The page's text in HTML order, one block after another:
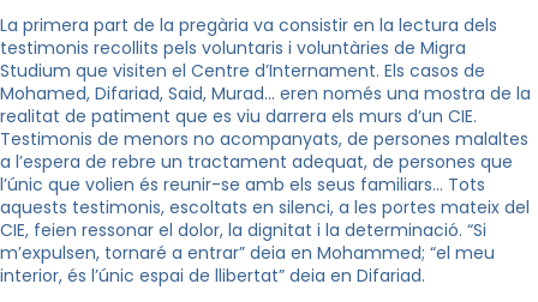
La primera part de la pregària va consistir en la lectura dels
testimonis recollits pels voluntaris i voluntàries de Migra
Studium que visiten el Centre d’Internament. Els casos de
Mohamed, Difariad, Said, Murad… eren només una mostra de la
realitat de patiment que es viu darrera els murs d’un CIE.
Testimonis de menors no acompanyats, de persones malaltes
a l’espera de rebre un tractament adequat, de persones que
l’únic que volien és reunir-se amb els seus familiars… Tots
aquests testimonis, escoltats en silenci, a les portes mateix del
CIE, feien ressonar el dolor, la dignitat i la determinació. “Si
m’expulsen, tornaré a entrar” deia en Mohammed; “el meu
interior, és l’únic espai de llibertat” deia en Difariad.